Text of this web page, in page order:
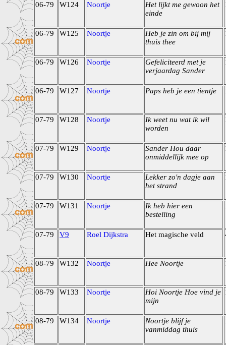
06-79 W124 Noortje
Het lijkt me gewoon het
einde
06-79 W125 Noortje
Heb je zin om bij mij
thuis thee
06-79 W126 Noortje
Gefeliciteerd met je
verjaardag Sander
06-79 W127 Noortje Paps heb je een tientje
07-79 W128 Noortje
Ik weet nu wat ik wil
worden
07-79 W129 Noortje
Sander Hou daar
onmiddellijk mee op
07-79 W130 Noortje
Lekker zo'n dagje aan
het strand
07-79 W131 Noortje
Ik heb hier een
bestelling
07-79 V9 Roel Dijkstra Het magische veld
08-79 W132 Noortje Hee Noortje
08-79 W133 Noortje
Hoi Noortje Hoe vind je
mijn
08-79 W134 Noortje
Noortje blijf je
vanmiddag thuis